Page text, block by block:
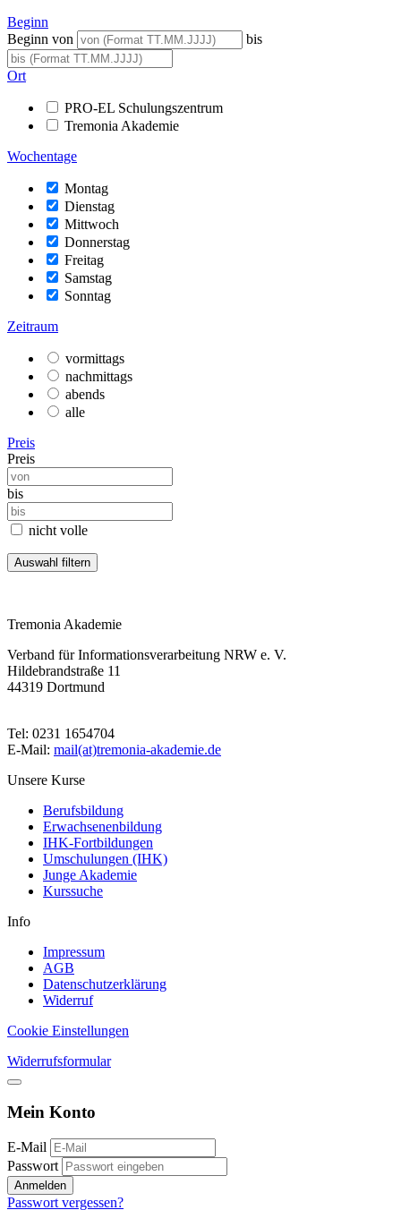
Beginn
Beginn von
bis
Ort
PRO-EL Schulungszentrum
Tremonia Akademie
Wochentage
Montag
Dienstag
Mittwoch
Donnerstag
Freitag
Samstag
Sonntag
Zeitraum
vormittags
nachmittags
abends
alle
Preis
Preis
bis
nicht volle
Tremonia Akademie
Verband für Informationsverarbeitung NRW e. V.
Hildebrandstraße 11
44319 Dortmund
Tel: 0231 1654704
E-Mail: mail(at)tremonia-akademie.de
Unsere Kurse
Berufsbildung
Erwachsenenbildung
IHK-Fortbildungen
Umschulungen (IHK)
Junge Akademie
Kurssuche
Info
Impressum
AGB
Datenschutzerklärung
Widerruf
Cookie Einstellungen
Widerrufsformular
Mein Konto
E-Mail
Passwort
Anmelden
Passwort vergessen?